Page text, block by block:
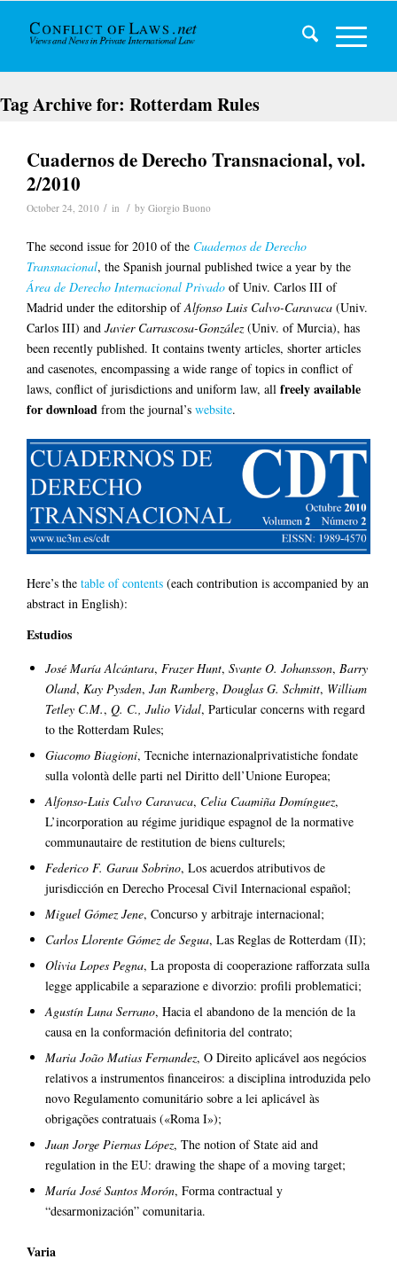
Tag Archive for: Rotterdam Rules
Cuadernos de Derecho Transnacional, vol.
2/2010
October 24, 2010 / in / by Giorgio Buono
The second issue for 2010 of the Cuadernos de Derecho
Transnacional, the Spanish journal published twice a year by the
Área de Derecho Internacional Privado of Univ. Carlos III of
Madrid under the editorship ofAlfonso Luis Calvo-Caravaca (Univ.
Carlos III) and Javier Carrascosa-González(Univ. of Murcia), has
been recently published. It contains twenty articles, shorter articles
and casenotes, encompassing a wide range of topics in conflict of
laws, conflict of jurisdictions and uniform law, all freely available
for download from the journal’s website.
Here’s the table of contents (each contribution is accompanied by an
abstract in English):
Estudios
José María Alcántara, Frazer Hunt, Svante O. Johansson, Barry
Oland, Kay Pysden, Jan Ramberg, Douglas G. Schmitt, William
Tetley C.M., Q. C., Julio Vidal, Particular concerns with regard
to the Rotterdam Rules;
Giacomo Biagioni, Tecniche internazionalprivatistiche fondate
sulla volontà delle parti nel Diritto dell’Unione Europea;
Alfonso-Luis Calvo Caravaca, Celia Caamiña Domínguez,
L’incorporation au régime juridique espagnol de la normative
communautaire de restitution de biens culturels;
Federico F. Garau Sobrino, Los acuerdos atributivos de
jurisdicción en Derecho Procesal Civil Internacional español;
Miguel Gómez Jene, Concurso y arbitraje internacional;
Carlos Llorente Gómez de Segua, Las Reglas de Rotterdam (II);
Olivia Lopes Pegna, La proposta di cooperazione rafforzata sulla
legge applicabile a separazione e divorzio: profili problematici;
Agustín Luna Serrano, Hacia el abandono de la mención de la
causa en la conformación definitoria del contrato;
Maria João Matias Fernandez, O Direito aplicável aos negócios
relativos a instrumentos financeiros: a disciplina introduzida pelo
novo Regulamento comunitário sobre a lei aplicável às
obrigações contratuais («Roma I»);
Juan Jorge Piernas López, The notion of State aid and
regulation in the EU: drawing the shape of a moving target;
María José Santos Morón, Forma contractual y
“desarmonización” comunitaria.
Varia